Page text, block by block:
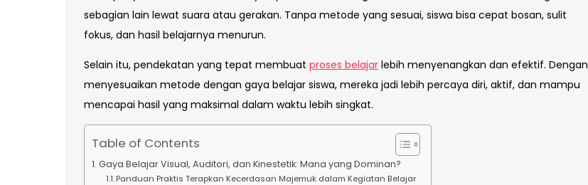
sebagian lain lewat suara atau gerakan. Tanpa metode yang sesuai, siswa bisa cepat bosan, sulit
fokus, dan hasil belajarnya menurun.
Selain itu, pendekatan yang tepat membuat proses belajar lebih menyenangkan dan efektif. Dengan
menyesuaikan metode dengan gaya belajar siswa, mereka jadi lebih percaya diri, aktif, dan mampu
mencapai hasil yang maksimal dalam waktu lebih singkat.
Table of Contents
Gaya Belajar Visual, Auditori, dan Kinestetik: Mana yang Dominan?
Panduan Praktis Terapkan Kecerdasan Majemuk dalam Kegiatan Belajar